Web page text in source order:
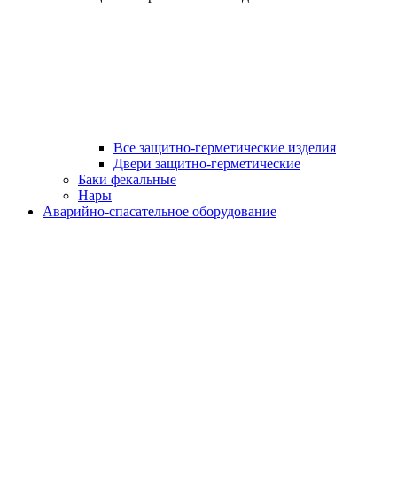
Все защитно-герметические изделия
Двери защитно-герметические
Баки фекальные
Нары
Аварийно-спасательное оборудование